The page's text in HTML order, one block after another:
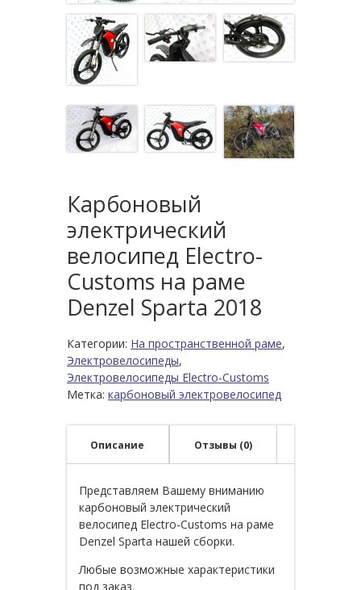
Карбоновый
электрический
велосипед Electro-
Customs на раме
Denzel Sparta 2018
Категории: На пространственной раме,
Электровелосипеды,
Электровелосипеды Electro-Customs
Метка: карбоновый электровелосипед
Описание Отзывы (0)
Представляем Вашему вниманию
карбоновый электрический
велосипед Electro-Customs на раме
Denzel Sparta нашей сборки.
Любые возможные характеристики
под заказ.